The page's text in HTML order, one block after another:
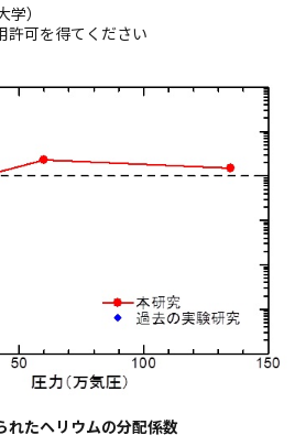
）
可を得てください
れたヘリウムの分配係数